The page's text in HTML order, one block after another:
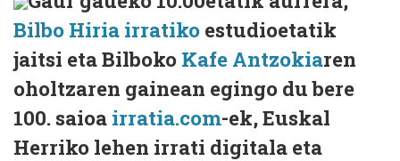
Bilbo Hiria irratiko estudioetatik
jaitsi eta Bilboko Kafe Antzokiaren
oholtzaren gainean egingo du bere
100. saioa irratia.com-ek, Euskal
Herriko lehen irrati digitala eta